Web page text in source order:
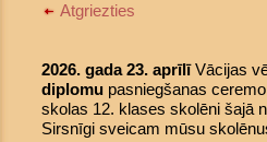
Atgriezties
2026. gada 23. aprīlīVācijas
diplomu pasniegšanas
skolas 12. klases skolēni šajā
Sirsnīgi sveicam mūsu